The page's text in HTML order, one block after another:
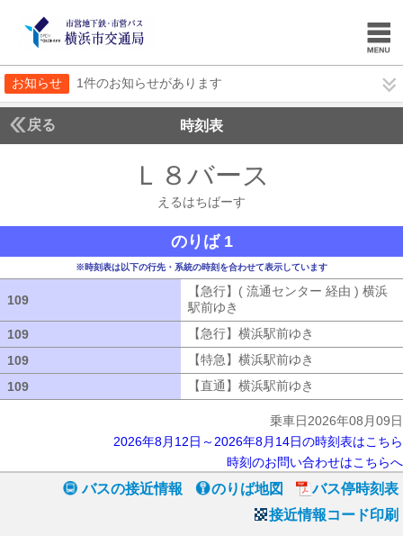
お知らせ 1件のお知らせがあります
戻る 時刻表
Ｌ８バース
えるはちばーす
のりば 1
※時刻表は以下の行先・系統の時刻を合わせて表示しています
109
【急行】( 流通センター 経由 ) 横浜
駅前ゆき
109
【急行】横浜駅前ゆき
109
【特急】横浜駅前ゆき
109
【直通】横浜駅前ゆき
乗車日2026年08月09日
2026年8月12日～2026年8月14日の時刻表はこちら
時刻のお問い合わせはこちらへ
バスの接近情報 のりば地図
バス停時刻表
接近情報コード印刷